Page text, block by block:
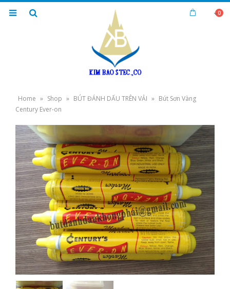
0
Home » Shop » BÚT ĐÁNH DẤU TRÊN VẢI » Bút Sơn Vàng
Century Ever-on